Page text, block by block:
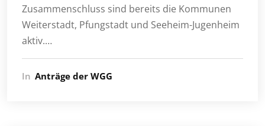
Zusammenschluss sind bereits die Kommunen
Weiterstadt, Pfungstadt und Seeheim-Jugenheim
aktiv.…
In Anträge der WGG